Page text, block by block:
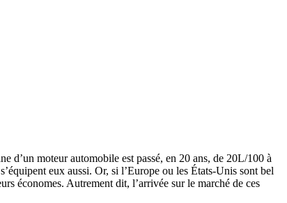
d’un moteur automobile est passé, en 20 ans, de 20L/100 à
eux aussi. Or, si l’Europe ou les États-Unis sont bel
économes. Autrement dit, l’arrivée sur le marché de ces